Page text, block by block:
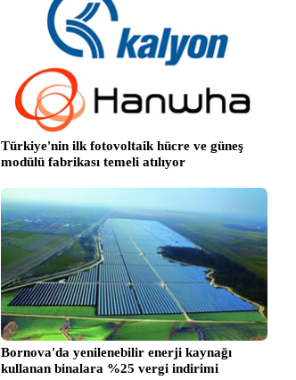
Türkiye'nin ilk fotovoltaik hücre ve güneş
modülü fabrikası temeli atılıyor
Bornova'da yenilenebilir enerji kaynağı
kullanan binalara %25 vergi indirimi